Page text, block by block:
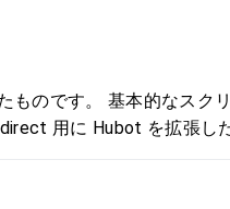
ものです。 基本的なスク
用に Hubot を拡張し